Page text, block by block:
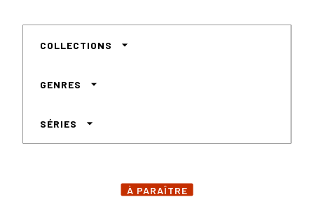
COLLECTIONS arrow_drop_down
GENRES arrow_drop_down
SÉRIES arrow_drop_down
À PARAÎTRE